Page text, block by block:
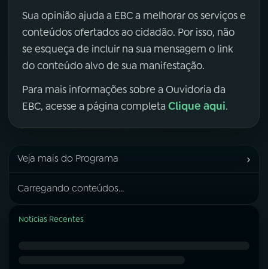
Sua opinião ajuda a EBC a melhorar os serviços e
conteúdos ofertados ao cidadão. Por isso, não
se esqueça de incluir na sua mensagem o link
do conteúdo alvo de sua manifestação.
Para mais informações sobre a Ouvidoria da
EBC, acesse a página completa Clique aqui.
Veja mais do Programa ›
Carregando conteúdos...
Notícias Recentes